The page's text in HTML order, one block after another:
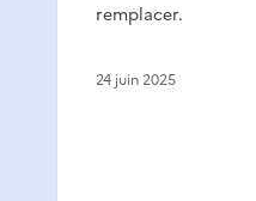
remplacer.
24 juin 2025